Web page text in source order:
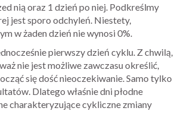
nią oraz 1 dzień po niej. Podkreślmy
jest sporo odchyleń. Niestety,
w żaden dzień nie wynosi 0%.
pierwszy dzień cyklu. Z chwilą,
nie jest możliwe zawczasu określić,
się dość nieoczekiwanie. Samo tylko
Dlatego właśnie dni płodne
charakteryzujące cykliczne zmiany